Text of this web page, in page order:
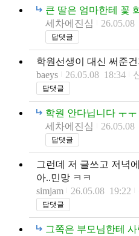
큰 딸은 엄마한테 꽃
세차에진심
26.05.08
답댓글
학원선생이 대신 써준
baeys
26.05.08 18:34
답댓글
학원 안다닙니다 ㅜㅜ
세차에진심
26.05.08
답댓글
그런데 저 글쓰고 저녁
아..민망 ㅋㅋ
simjam
26.05.08 19:22
답댓글
그쪽은 부모님한테